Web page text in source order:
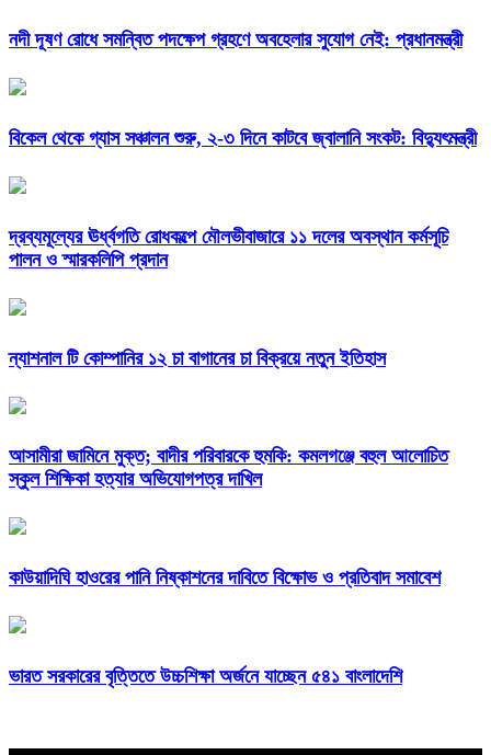
নদী দূষণ রোধে সমন্বিত পদক্ষেপ গ্রহণে অবহেলার সুযোগ নেই: প্রধানমন্ত্রী
বিকেল থেকে গ্যাস সঞ্চালন শুরু, ২-৩ দিনে কাটবে জ্বালানি সংকট: বিদ্যুৎমন্ত্রী
দ্রব্যমূল্যের ঊর্ধ্বগতি রোধকল্পে মৌলভীবাজারে ১১ দলের অবস্থান কর্মসূচি
পালন ও স্মারকলিপি প্রদান
ন্যাশনাল টি কোম্পানির ১২ চা বাগানের চা বিক্রয়ে নতুন ইতিহাস
আসামীরা জামিনে মুক্ত; বাদীর পরিবারকে হুমকি: কমলগঞ্জে বহুল আলোচিত
স্কুল শিক্ষিকা হত্যার অভিযোগপত্র দাখিল
কাউয়াদিঘি হাওরের পানি নিষ্কাশনের দাবিতে বিক্ষোভ ও প্রতিবাদ সমাবেশ
ভারত সরকারের বৃত্তিতে উচ্চশিক্ষা অর্জনে যাচ্ছেন ৫৪১ বাংলাদেশি